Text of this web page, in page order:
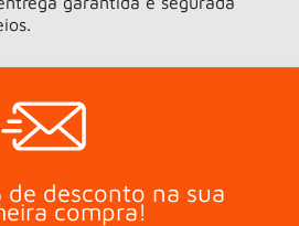
de desconto na sua
compra!